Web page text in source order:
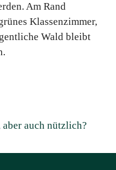
Am Rand
Klassenzimmer,
Wald bleibt
auch nützlich?